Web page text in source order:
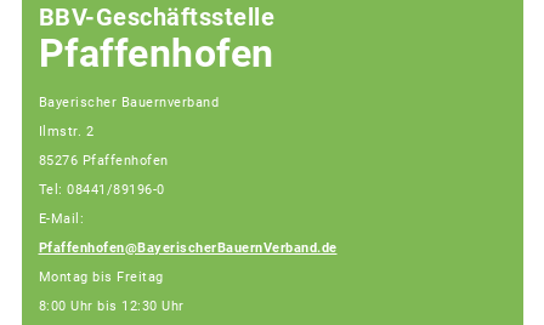
BBV-Geschäftsstelle
Pfaffenhofen
Bayerischer Bauernverband
Ilmstr. 2
85276 Pfaffenhofen
Tel: 08441/89196-0
E-Mail:
Pfaffenhofen@BayerischerBauernVerband.de
Montag bis Freitag
8:00 Uhr bis 12:30 Uhr